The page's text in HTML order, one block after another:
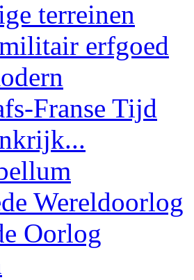
terreinen
erfgoed
Franse Tijd
Wereldoorlog
Oorlog